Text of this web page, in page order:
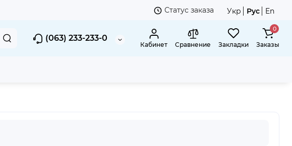
Статус заказа Укр Рус En
(063) 233-233-0
Кабинет Сравнение Закладки
0
Заказы